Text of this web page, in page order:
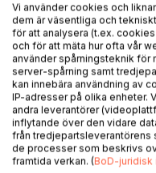
BESKRIVNING
En stark och ärlig
och den inre rösten som
Pilar Catalaya delar sin
styrka i en bok som
Vi använder cookies och
dem är väsentliga och
för att analysera (t.ex.
och för att mäta hur ofta vår
använder spårningsteknik för
server-spårning samt
kan innebära användning av
IP-adresser på olika enheter.
andra leverantörer
inflytande över den vidare
från tredjepartsleverantörens
de processer som beskrivs
framtida verkan. (BoD-juridisk